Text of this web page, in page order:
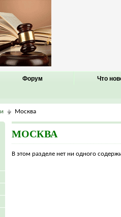
Форум Что
Москва
МОСКВА
В этом разделе нет ни одного